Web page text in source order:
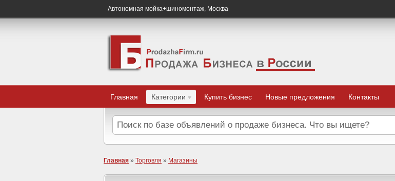
Автономная мойка+шиномонтаж, Москва
Главная Категории Купить бизнес Новые предложения Контакты
Главная » Торговля » Магазины